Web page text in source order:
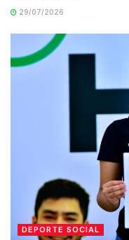
29/07/2026
DEPORTE SOCIAL